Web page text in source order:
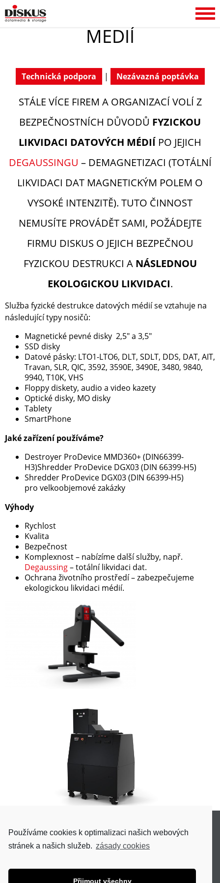
DESTRUKCE DATOVÝCH
MEDIÍ
Technická podpora | Nezávazná poptávka
STÁLE VÍCE FIREM A ORGANIZACÍ VOLÍ Z
BEZPEČNOSTNÍCH DŮVODŮ FYZICKOU
LIKVIDACI DATOVÝCH MÉDIÍ PO JEJICH
DEGAUSSINGU – DEMAGNETIZACI (TOTÁLNÍ
LIKVIDACI DAT MAGNETICKÝM POLEM O
VYSOKÉ INTENZITĚ). TUTO ČINNOST
NEMUSÍTE PROVÁDĚT SAMI, POŽÁDEJTE
FIRMU DISKUS O JEJICH BEZPEČNOU
FYZICKOU DESTRUKCI A NÁSLEDNOU
EKOLOGICKOU LIKVIDACI.
Služba fyzické destrukce datových médií se vztahuje na
následující typy nosičů:
Magnetické pevné disky 2,5″ a 3,5″
SSD disky
Datové pásky: LTO1-LTO6, DLT, SDLT, DDS, DAT, AIT,
Travan, SLR, QIC, 3592, 3590E, 3490E, 3480, 9840,
9940, T10K, VHS
Floppy diskety, audio a video kazety
Optické disky, MO disky
Tablety
SmartPhone
Jaké zařízení používáme?
Destroyer ProDevice MMD360+ (DIN66399-
H3)Shredder ProDevice DGX03 (DIN 66399-H5)
Shredder ProDevice DGX03 (DIN 66399-H5)
pro velkoobjemové zakázky
Výhody
Rychlost
Kvalita
Bezpečnost
Komplexnost – nabízíme další služby, např.
Degaussing– totální likvidaci dat.
Ochrana životního prostředí – zabezpečujeme
ekologickou likvidaci médií.
O NÁS
AKTUALITY
Používáme cookies k optimalizaci našich webových
stránek a našich služeb. zásady cookies
Přijmout všechny